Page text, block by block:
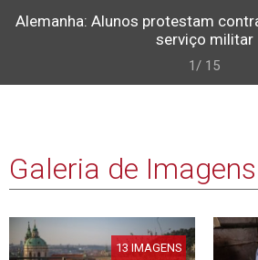
Alemanha: Alunos protestam
serviço militar
1/ 15
Galeria de Imagens
13 IMAGENS